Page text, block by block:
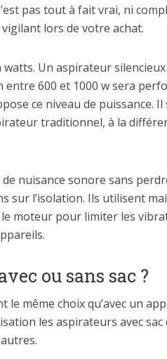
pas tout à fait vrai, ni
vigilant lors de votre achat.
Un aspirateur
entre 600 et 1000 w sera
ce niveau de puissance. Il
traditionnel, à la
nuisance sonore sans
sur l’isolation. Ils utilisent
moteur pour limiter les
ou sans sac ?
même choix qu’avec un
les aspirateurs avec